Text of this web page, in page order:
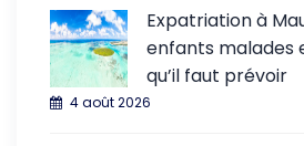
Expatriation à
enfants malades
qu’il faut prévoir
4 août 2026